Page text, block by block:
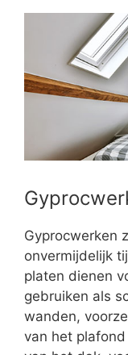
Gyprocwerken
onvermijdelijk
platen dienen
gebruiken als
wanden,
van het